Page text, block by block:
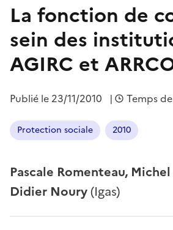
La fonction de
sein des
AGIRC et
Publié le 23/11/2010 | Temps
Protection sociale 2010
Pascale Romenteau,
Didier Noury(Igas)